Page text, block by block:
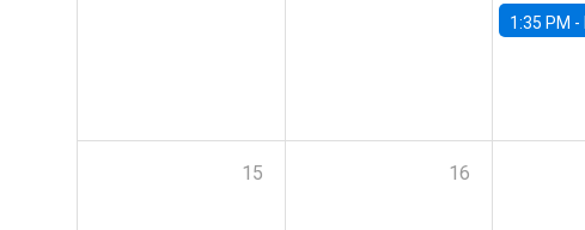
1:35 PM -
15 16